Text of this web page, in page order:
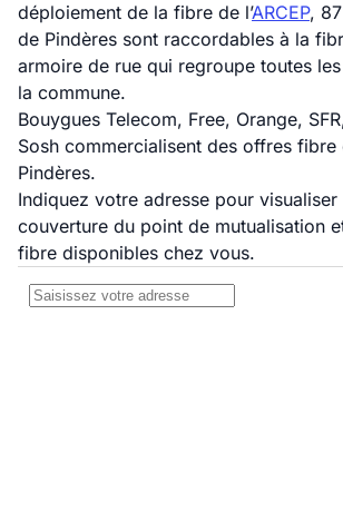
déploiement de la fibre de l’ARCEP,
de Pindères sont raccordables à la
armoire de rue qui regroupe toutes
la commune.
Bouygues Telecom, Free, Orange,
Sosh commercialisent des offres
Pindères.
Indiquez votre adresse pour
couverture du point de mutualisation
fibre disponibles chez vous.